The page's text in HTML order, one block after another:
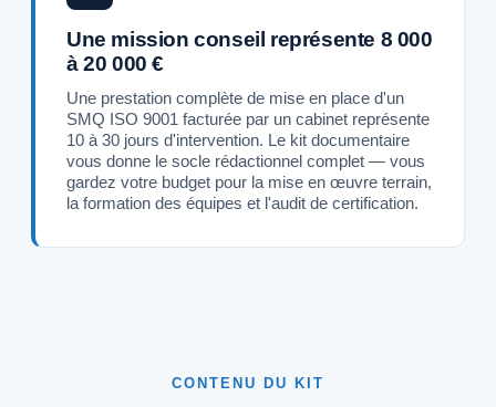
Une mission conseil représente 8 000
à 20 000 €
Une prestation complète de mise en place d'un
SMQ ISO 9001 facturée par un cabinet représente
10 à 30 jours d'intervention. Le kit documentaire
vous donne le socle rédactionnel complet — vous
gardez votre budget pour la mise en œuvre terrain,
la formation des équipes et l'audit de certification.
CONTENU DU KIT